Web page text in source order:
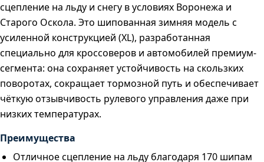
сцепление на льду и снегу в условиях Воронежа и
Старого Оскола. Это шипованная зимняя модель с
усиленной конструкцией (XL), разработанная
специально для кроссоверов и автомобилей премиум-
сегмента: она сохраняет устойчивость на скользких
поворотах, сокращает тормозной путь и обеспечивает
чёткую отзывчивость рулевого управления даже при
низких температурах.
Преимущества
Отличное сцепление на льду благодаря 170 шипам